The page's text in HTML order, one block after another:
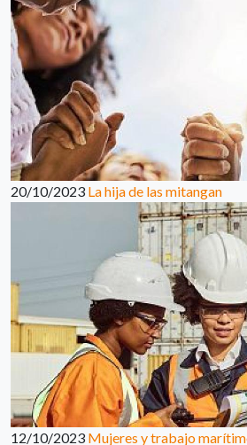
20/10/2023 La hija de las mitangan
12/10/2023 Mujeres y trabajo